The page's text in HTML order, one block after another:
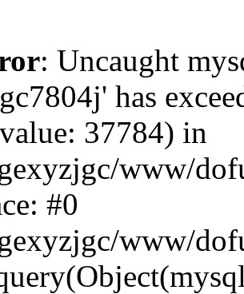
: Uncaught
has
37784) in
www/
#0
www/